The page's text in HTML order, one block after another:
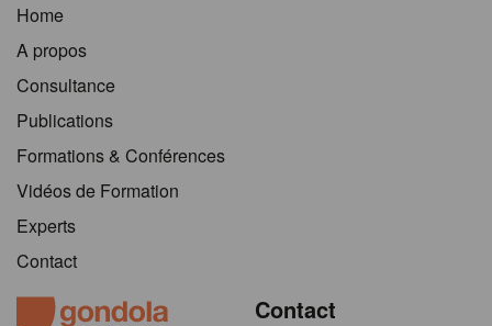
Home
A propos
Consultance
Publications
Formations & Conférences
Vidéos de Formation
Experts
Contact
Contact